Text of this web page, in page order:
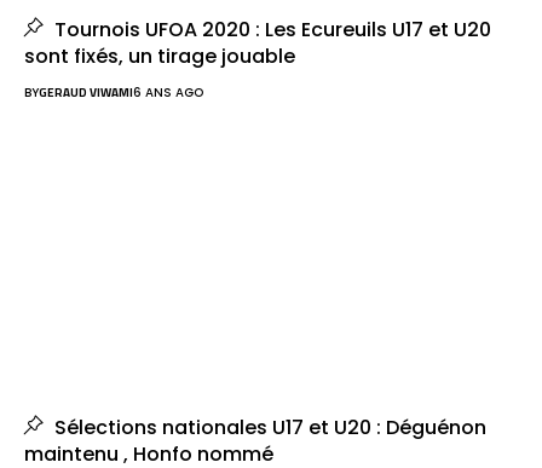
Tournois UFOA 2020 : Les Ecureuils U17 et U20
sont fixés, un tirage jouable
BYGERAUD VIWAMI6 ANS AGO
Sélections nationales U17 et U20 : Déguénon
maintenu , Honfo nommé